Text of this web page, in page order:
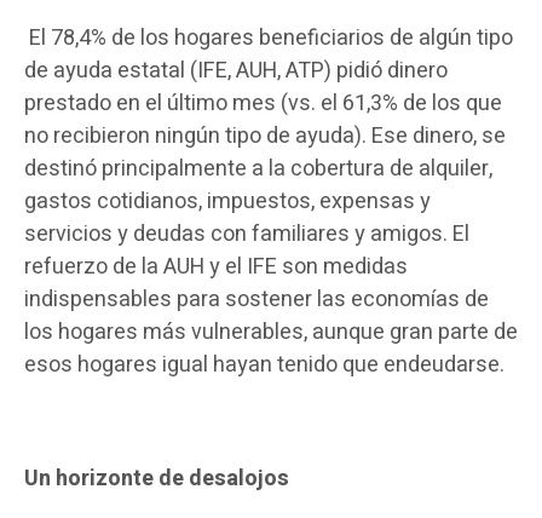
El 78,4% de los hogares beneficiarios de algún tipo
de ayuda estatal (IFE, AUH, ATP) pidió dinero
prestado en el último mes (vs. el 61,3% de los que
no recibieron ningún tipo de ayuda). Ese dinero, se
destinó principalmente a la cobertura de alquiler,
gastos cotidianos, impuestos, expensas y
servicios y deudas con familiares y amigos. El
refuerzo de la AUH y el IFE son medidas
indispensables para sostener las economías de
los hogares más vulnerables, aunque gran parte de
esos hogares igual hayan tenido que endeudarse.
Un horizonte de desalojos